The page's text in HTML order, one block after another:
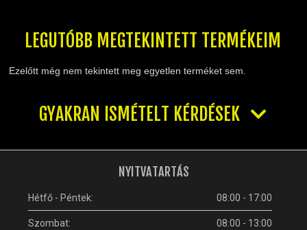
TÖMÍTÉSEK (ROBOGÓ, MOPED, QUAD)
VÁZ, FUTÓMŰ, SZILENT, SZTENDER
ÜZEMANYAG ELLÁTÓ RENDSZER
LEGUTÓBB MEGTEKINTETT TERMÉKEIM
Ezelőtt még nem tekintett meg egyetlen terméket sem.
GYAKRAN ISMÉTELT KÉRDÉSEK
NYITVATARTÁS
Hétfő - Péntek: 08:00 - 17:00
Szombat: 08:00 - 13:00